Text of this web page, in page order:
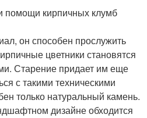
помощи кирпичных клумб
он способен прослужить
цветники становятся
Старение придает им еще
с такими техническими
только натуральный камень.
дизайне обходится